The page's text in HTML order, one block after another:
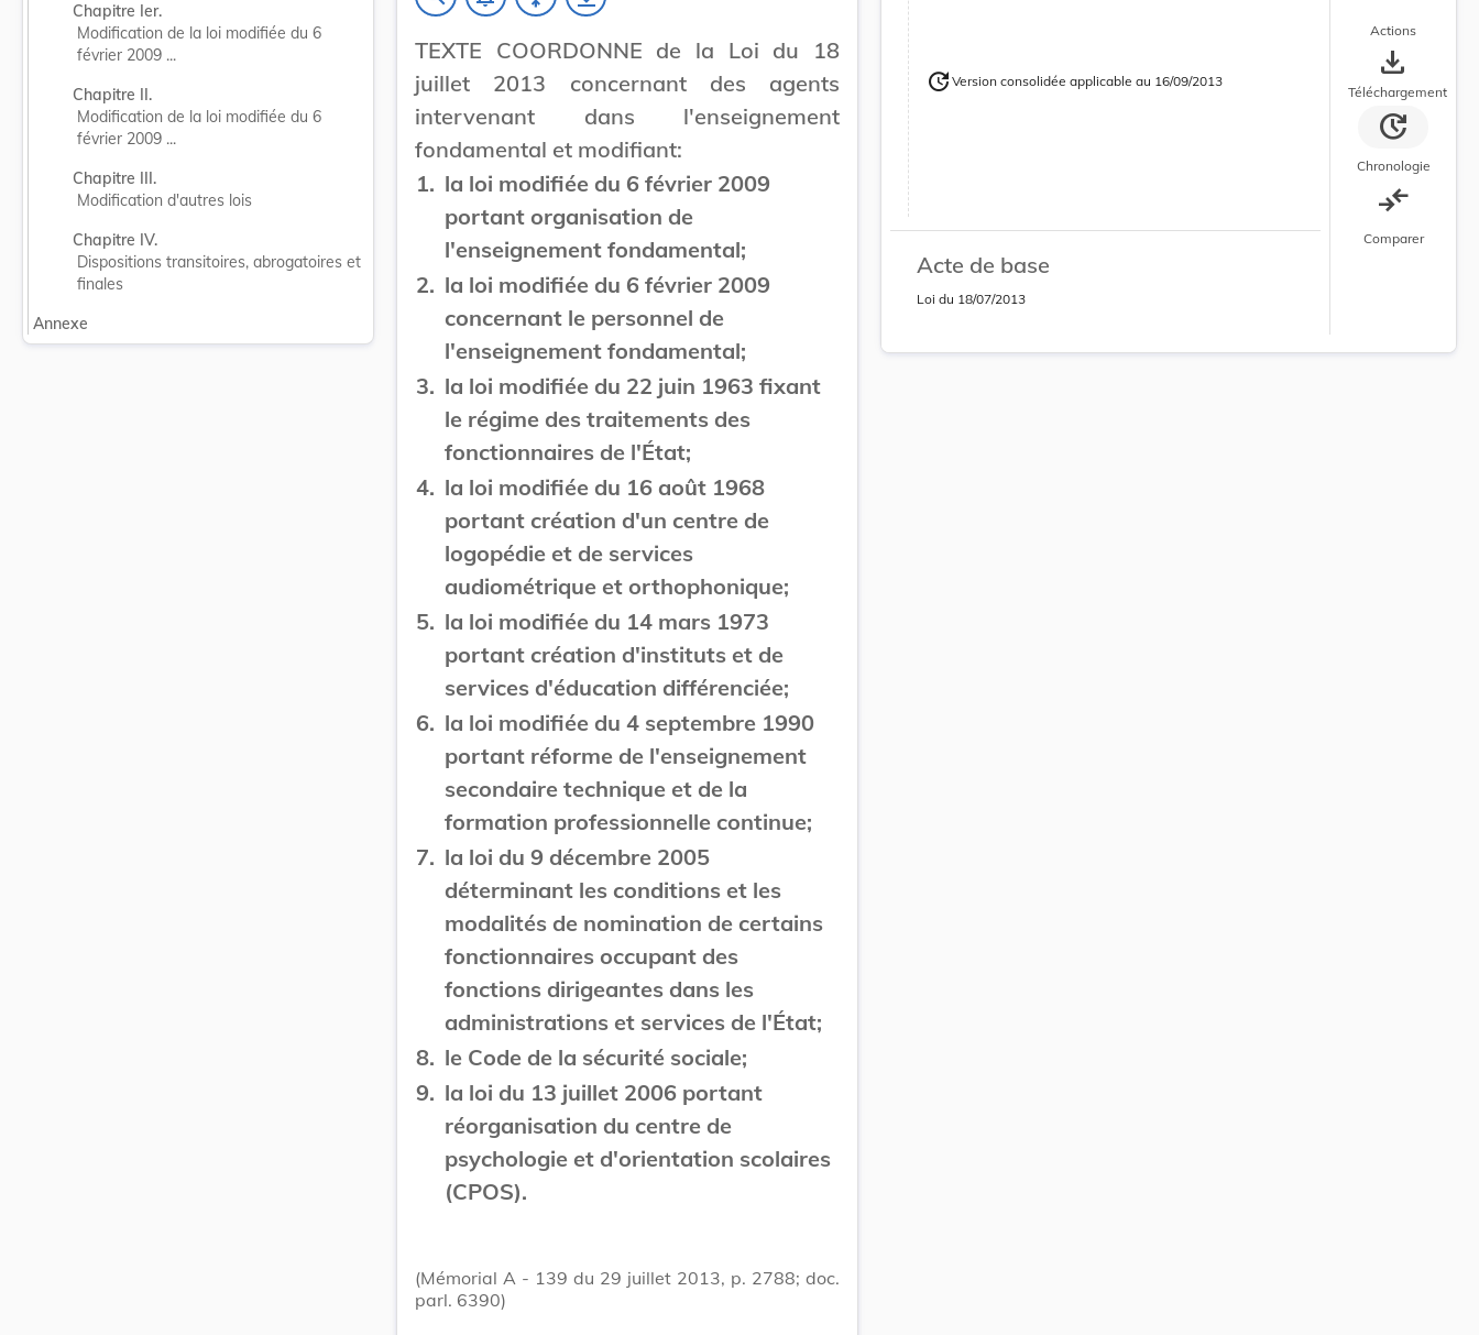
Chapitre Ier.
Modification de la loi modifiée du 6
février 2009 ...
Chapitre II.
Modification de la loi modifiée du 6
février 2009 ...
Chapitre III.
Modification d'autres lois
Chapitre IV.
Dispositions transitoires, abrogatoires et
finales
Annexe
TEXTE COORDONNE de la Loi du 18
juillet 2013 concernant des agents
intervenant dans l'enseignement
fondamental et modifiant:
1. la loi modifiée du 6 février 2009
portant organisation de
l'enseignement fondamental;
2. la loi modifiée du 6 février 2009
concernant le personnel de
l'enseignement fondamental;
3. la loi modifiée du 22 juin 1963 fixant
le régime des traitements des
fonctionnaires de l'État;
4. la loi modifiée du 16 août 1968
portant création d'un centre de
logopédie et de services
audiométrique et orthophonique;
5. la loi modifiée du 14 mars 1973
portant création d'instituts et de
services d'éducation différenciée;
6. la loi modifiée du 4 septembre 1990
portant réforme de l'enseignement
secondaire technique et de la
formation professionnelle continue;
7. la loi du 9 décembre 2005
déterminant les conditions et les
modalités de nomination de certains
fonctionnaires occupant des
fonctions dirigeantes dans les
administrations et services de l'État;
8. le Code de la sécurité sociale;
9. la loi du 13 juillet 2006 portant
réorganisation du centre de
psychologie et d'orientation scolaires
(CPOS).
(Mémorial A - 139 du 29 juillet 2013, p. 2788; doc.
parl. 6390)
Version courante
Version consolidée en cours d’application
update Version consolidée applicable au 16/09/2013
Acte de base
Loi du 18/07/2013
Actions
save_alt
Téléchargement
update
Chronologie
compare_arrows
Comparer